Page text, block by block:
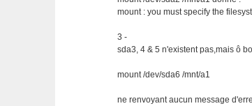
mount : you must specify the
3 -
sda3, 4 & 5 n'existent pas,mais ô
mount /dev/sda6 /mnt/a1
ne renvoyant aucun message